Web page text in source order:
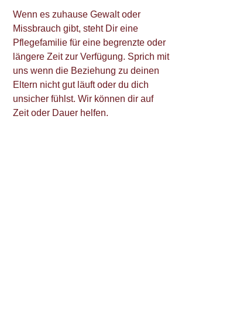
Wenn es zuhause Gewalt oder
Missbrauch gibt, steht Dir eine
Pflegefamilie für eine begrenzte oder
längere Zeit zur Verfügung. Sprich mit
uns wenn die Beziehung zu deinen
Eltern nicht gut läuft oder du dich
unsicher fühlst. Wir können dir auf
Zeit oder Dauer helfen.